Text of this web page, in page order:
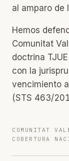
al amparo de
Hemos
Comunitat
doctrina
con la
vencimiento
(STS 463/
COMUNITAT
COBERTURA